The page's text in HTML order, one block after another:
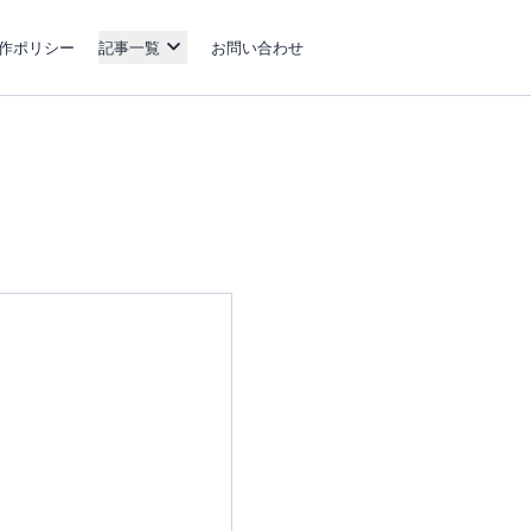
ポリシー 記事一覧 お問い合わせ